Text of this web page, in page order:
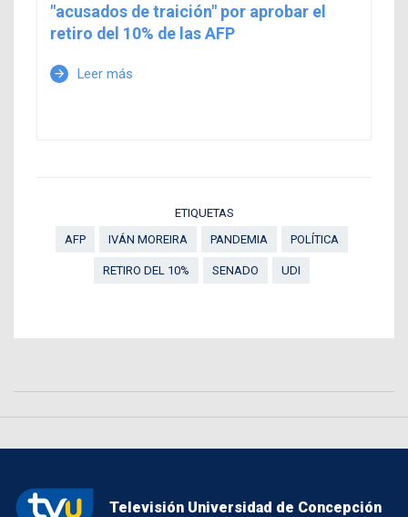
"acusados de traición" por aprobar el
retiro del 10% de las AFP
arrow_forward Leer más
ETIQUETAS
AFP
IVÁN MOREIRA PANDEMIA POLÍTICA
RETIRO DEL 10% SENADO UDI
Televisión Universidad de Concepción